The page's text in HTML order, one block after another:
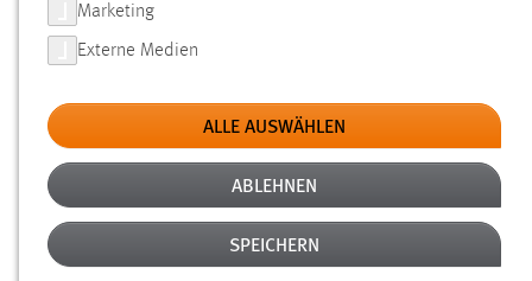
FILTER
Typ
Erstellungsdatum
Alter
Marketing
Externe Medien
ALLE AUSWÄHLEN
ABLEHNEN
SPEICHERN